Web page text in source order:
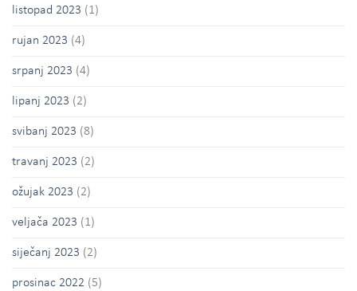
listopad 2023 (1)
rujan 2023 (4)
srpanj 2023 (4)
lipanj 2023 (2)
svibanj 2023 (8)
travanj 2023 (2)
ožujak 2023 (2)
veljača 2023 (1)
siječanj 2023 (2)
prosinac 2022 (5)